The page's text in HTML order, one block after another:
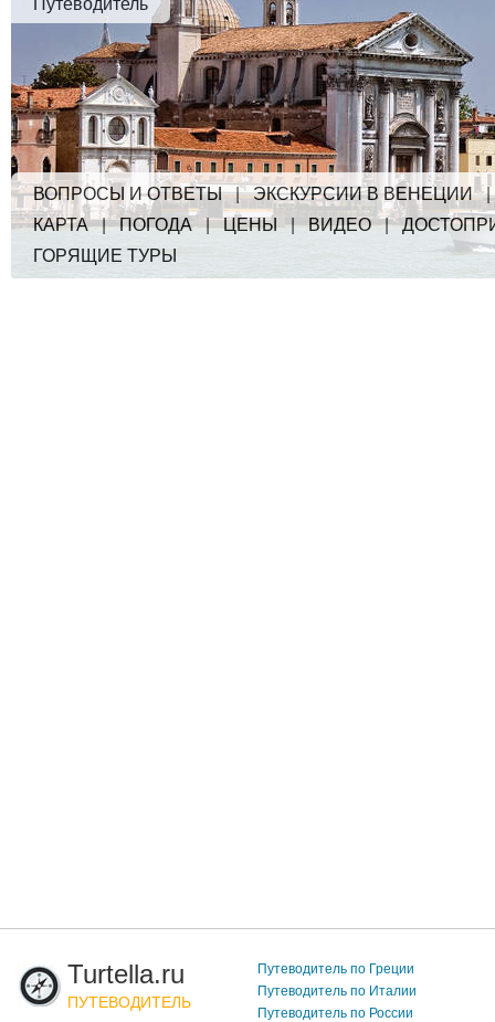
ВОПРОСЫ И ОТВЕТЫ|ЭКСКУРСИИ В ВЕНЕЦИИ
КАРТА|ПОГОДА|ЦЕНЫ |ВИДЕО|
ГОРЯЩИЕ ТУРЫ
Turtella.ru
ПУТЕВОДИТЕЛЬ
Путеводитель по Греции
Путеводитель по Италии
Путеводитель по России